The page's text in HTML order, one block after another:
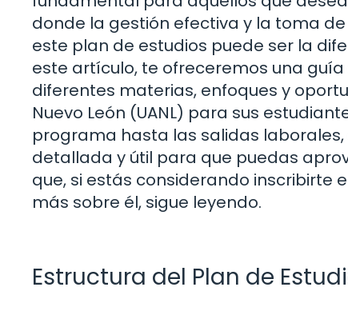
donde la gestión efectiva y la toma
este plan de estudios puede ser la
este artículo, te ofreceremos una
diferentes materias, enfoques y
Nuevo León (UANL) para sus
programa hasta las salidas
detallada y útil para que puedas
que, si estás considerando
más sobre él, sigue leyendo.
Estructura del Plan de